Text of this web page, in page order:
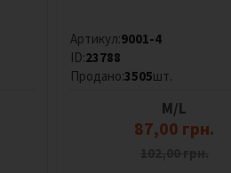
Артикул:9001-4
ID:23788
Продано:3505шт.
M/L
87,00 грн.